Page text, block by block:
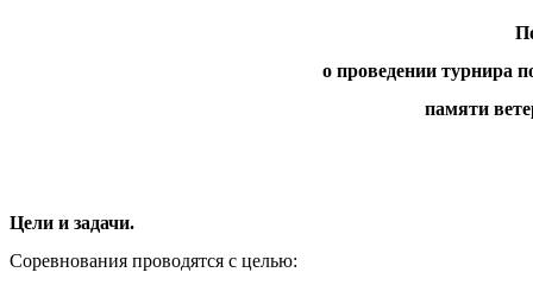
о проведении турнира
памяти
Цели и задачи.
Соревнования проводятся с целью: